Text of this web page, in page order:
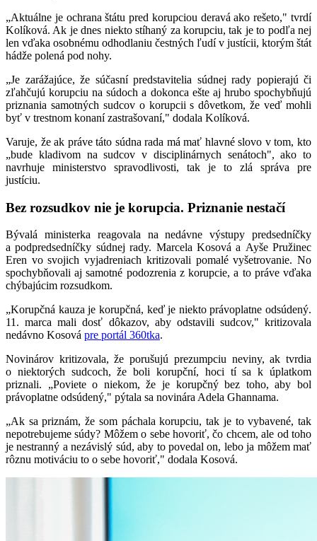
„Aktuálne je ochrana štátu pred korupciou deravá ako rešeto," tvrdí
Kolíková. Ak je dnes niekto stíhaný za korupciu, tak je to podľa nej
len vďaka osobnému odhodlaniu čestných ľudí v justícii, ktorým štát
hádže polená pod nohy.
„Je zarážajúce, že súčasní predstavitelia súdnej rady popierajú či
zľahčujú korupciu na súdoch a dokonca ešte aj hrubo spochybňujú
priznania samotných sudcov o korupcii s dôvetkom, že veď mohli
byť v trestnom konaní zastrašovaní," dodala Kolíková.
Varuje, že ak práve táto súdna rada má mať hlavné slovo v tom, kto
„bude kladivom na sudcov v disciplinárnych senátoch", ako to
navrhuje ministerstvo spravodlivosti, tak je to zlá správa pre
justíciu.
Bez rozsudkov nie je korupcia. Priznanie nestačí
Bývalá ministerka reagovala na nedávne výstupy predsedníčky
a podpredsedníčky súdnej rady. Marcela Kosová a Ayše Pružinec
Eren vo svojich vyjadreniach kritizovali pomalé vyšetrovanie. No
spochybňovali aj samotné podozrenia z korupcie, a to práve vďaka
chýbajúcim rozsudkom.
„Korupčná kauza je korupčná, keď je niekto právoplatne odsúdený.
11. marca mali dosť dôkazov, aby odstavili sudcov," kritizovala
nedávno Kosová pre portál 360tka.
Novinárov kritizovala, že porušujú prezumpciu neviny, ak tvrdia
o niektorých sudcoch, že boli korupční, hoci tí sa k úplatkom
priznali. „Poviete o niekom, že je korupčný bez toho, aby bol
právoplatne odsúdený," pýtala sa novinára Adela Ghannama.
„Ak sa priznám, že som páchala korupciu, tak je to vybavené, tak
nepotrebujeme súdy? Môžem o sebe hovoriť, čo chcem, ale od toho
je nestranný a nezávislý súd, aby to povedal on, lebo ja môžem mať
rôznu motiváciu to o sebe hovoriť," dodala Kosová.